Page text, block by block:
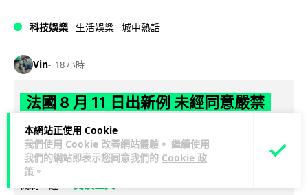
本網站正使用 Cookie
我們使用 Cookie 改善網站體驗。 繼續使用
我們的網站即表示您同意我們的 Cookie 政
策 。
科技娛樂 生活娛樂 城中熱話
Vin 18 小時
法國 8 月 11 日出新例 未經同意嚴禁
Cold Call 違規企業最高罰 345 萬
法國將於 8 月 11 日起實施新例，全面禁止企業未經消費者同意
致電推銷，由「opt-out」拒接登記制轉為「opt-in」先徵同意